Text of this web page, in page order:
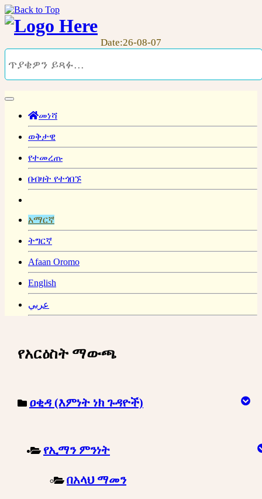
Date:26-08-07
መነሻ
ወቅታዊ
የተመረጡ
በብዛት የተጎበኙ
አማርኛ
ትግርኛ
Afaan Oromo
English
عربي
የአርዕስት ማውጫ
ዐቂዳ (እምነት ነክ ጉዳዮች)
የኢማን ምንነት
በአላህ ማመን